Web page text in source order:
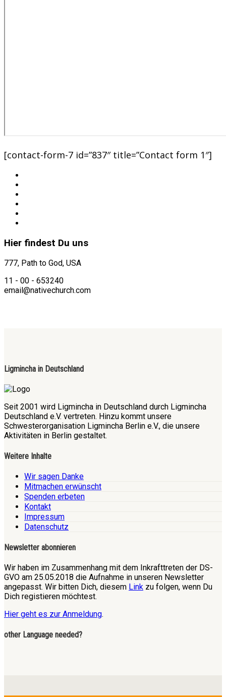
[contact-form-7 id=”837″ title=”Contact form 1″]
Hier findest Du uns
777, Path to God, USA
11 - 00 - 653240
email@nativechurch.com
Ligmincha in Deutschland
Seit 2001 wird Ligmincha in Deutschland durch Ligmincha
Deutschland e.V. vertreten. Hinzu kommt unsere
Schwesterorganisation Ligmincha Berlin e.V., die unsere
Aktivitäten in Berlin gestaltet.
Weitere Inhalte
Wir sagen Danke
Mitmachen erwünscht
Spenden erbeten
Kontakt
Impressum
Datenschutz
Newsletter abonnieren
Wir haben im Zusammenhang mit dem Inkrafttreten der DS-
GVO am 25.05.2018 die Aufnahme in unseren Newsletter
angepasst. Wir bitten Dich, diesem Link zu folgen, wenn Du
Dich registieren möchtest.
Hier geht es zur Anmeldung.
other Language needed?